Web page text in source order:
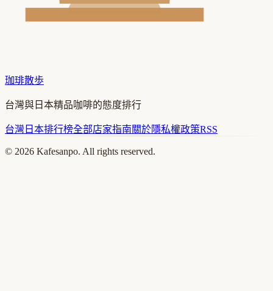
珈琲散歩
台灣與日本精品咖啡的態度排行
台灣 日本排行榜全部店家指南關於隱私權政策RSS
© 2026 Kafesanpo. All rights reserved.